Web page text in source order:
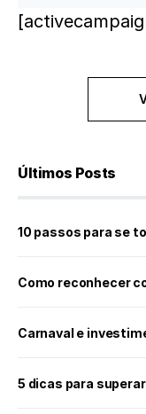
Últimos Posts
10 passos para se
Como reconhecer
Carnaval e
5 dicas para